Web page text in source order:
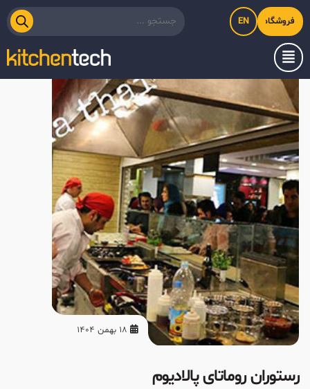
فروشگاه اینترنتی کیت‌لاین
EN
رستوران روماتای پالادیوم